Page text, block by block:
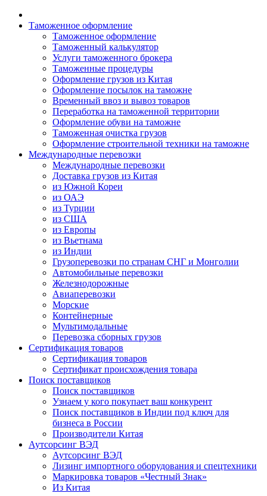
Таможенное оформление
Таможенное оформление
Таможенный калькулятор
Услуги таможенного брокера
Таможенные процедуры
Оформление грузов из Китая
Оформление посылок на таможне
Временный ввоз и вывоз товаров
Переработка на таможенной территории
Оформление обуви на таможне
Таможенная очистка грузов
Оформление строительной техники на таможне
Международные перевозки
Международные перевозки
Доставка грузов из Китая
из Южной Кореи
из ОАЭ
из Турции
из США
из Европы
из Вьетнама
из Индии
Грузоперевозки по странам СНГ и Монголии
Автомобильные перевозки
Железнодорожные
Авиаперевозки
Морские
Контейнерные
Мультимодальные
Перевозка сборных грузов
Сертификация товаров
Сертификация товаров
Сертификат происхождения товара
Поиск поставщиков
Поиск поставщиков
Узнаем у кого покупает ваш конкурент
Поиск поставщиков в Индии под ключ для
бизнеса в России
Производители Китая
Аутсорсинг ВЭД
Аутсорсинг ВЭД
Лизинг импортного оборудования и спецтехники
Маркировка товаров «Честный Знак»
Из Китая